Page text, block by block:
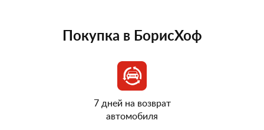
Покупка в БорисХоф
7 дней на возврат
автомобиля